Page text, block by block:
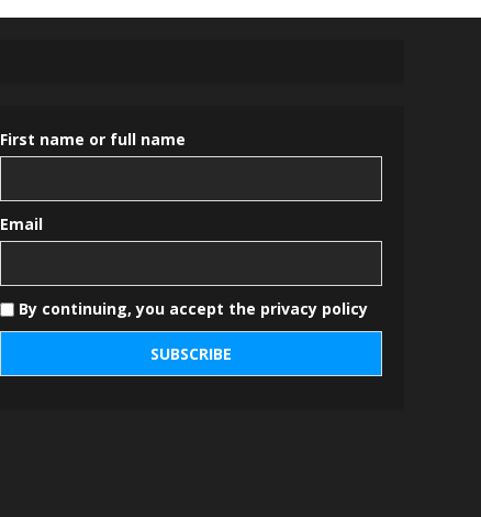
First name or full name
Email
By continuing, you accept the privacy policy